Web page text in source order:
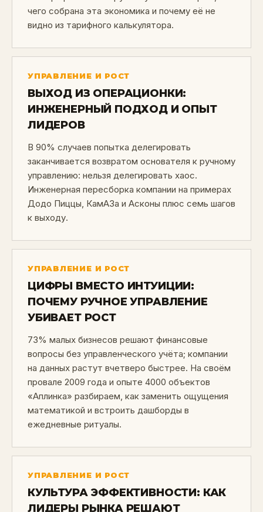
чего собрана эта экономика и почему её не
видно из тарифного калькулятора.
УПРАВЛЕНИЕ И РОСТ
ВЫХОД ИЗ ОПЕРАЦИОНКИ:
ИНЖЕНЕРНЫЙ ПОДХОД И ОПЫТ
ЛИДЕРОВ
В 90% случаев попытка делегировать
заканчивается возвратом основателя к ручному
управлению: нельзя делегировать хаос.
Инженерная пересборка компании на примерах
Додо Пиццы, КамАЗа и Асконы плюс семь шагов
к выходу.
УПРАВЛЕНИЕ И РОСТ
ЦИФРЫ ВМЕСТО ИНТУИЦИИ:
ПОЧЕМУ РУЧНОЕ УПРАВЛЕНИЕ
УБИВАЕТ РОСТ
73% малых бизнесов решают финансовые
вопросы без управленческого учёта; компании
на данных растут вчетверо быстрее. На своём
провале 2009 года и опыте 4000 объектов
«Аплинка» разбираем, как заменить ощущения
математикой и встроить дашборды в
ежедневные ритуалы.
УПРАВЛЕНИЕ И РОСТ
КУЛЬТУРА ЭФФЕКТИВНОСТИ: КАК
ЛИДЕРЫ РЫНКА РЕШАЮТ